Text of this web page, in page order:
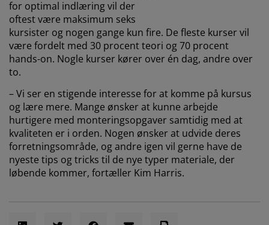
for optimal indlæring vil der
oftest være maksimum seks
kursister og nogen gange kun fire. De fleste kurser vil
være fordelt med 30 procent teori og 70 procent
hands-on. Nogle kurser kører over én dag, andre over
to.
– Vi ser en stigende interesse for at komme på kursus
og lære mere. Mange ønsker at kunne arbejde
hurtigere med monteringsopgaver samtidig med at
kvaliteten er i orden. Nogen ønsker at udvide deres
forretningsområde, og andre igen vil gerne have de
nyeste tips og tricks til de nye typer materiale, der
løbende kommer, fortæller Kim Harris.